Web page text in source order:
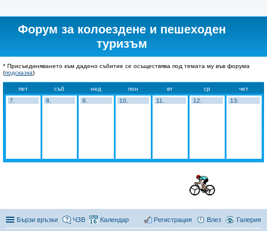
Форум за колоездене и пешеходен
туризъм
* Присъединяването към дадено събитие се осъществява под темата му във форума
(подсказка)
пет съб нед пон вт ср
чет
7.
8. 9. 10. 11. 12. 13.
Бързи връзки Галерия
ЧЗВ Календар Влез
Регистрация